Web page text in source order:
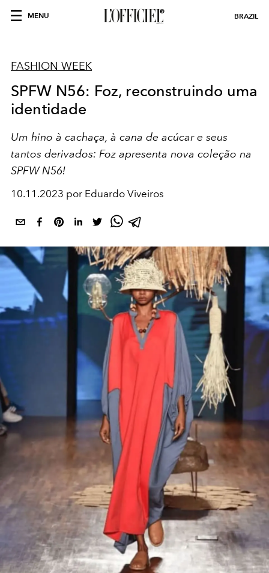
MENU BRAZIL
FASHION WEEK
SPFW N56: Foz, reconstruindo uma
identidade
Um hino à cachaça, à cana de acúcar e seus
tantos derivados: Foz apresenta nova coleção na
SPFW N56!
10.11.2023 por Eduardo Viveiros